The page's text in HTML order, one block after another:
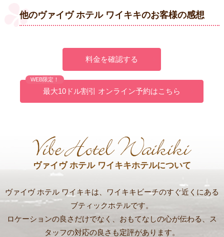
他のヴァイヴ ホテル ワイキキのお客様の感想
料金を確認する
WEB限定！
最大10ドル割引 オンライン予約はこちら
ヴァイヴ ホテル ワイキキホテルについて
ヴァイヴ ホテル ワイキキは、ワイキキビーチのすぐ近くにある
ブティックホテルです。
ロケーションの良さだけでなく、おもてなしの心が伝わる、ス
タッフの対応の良さも定評があります。